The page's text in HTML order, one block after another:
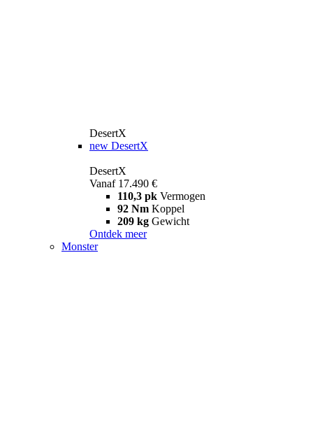
DesertX
new DesertX
DesertX
Vanaf 17.490 €
110,3 pk Vermogen
92 Nm Koppel
209 kg Gewicht
Ontdek meer
Monster